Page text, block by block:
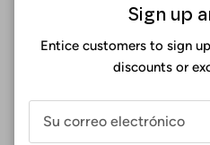
Ajuste Perfecto
Sign up
Entice customers to sign
discounts or